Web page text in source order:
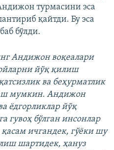
турмасини эса
қайтди. Бу эса
бўлди.
Андижон воқеалари
йўқ қилиш
ва беҳурматлик
мумкин. Андижон
ёдгорликлар йўқ
гувоҳ бўлган инсонлар
қасам ичгандек, гўёки шу
шартидек, ҳануз